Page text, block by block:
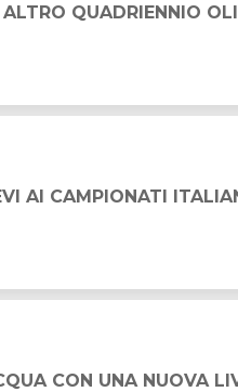
QUADRIENNIO
DI CORSA IN MONTAGNA
AI CAMPIONATI
CON UNA NUOVA